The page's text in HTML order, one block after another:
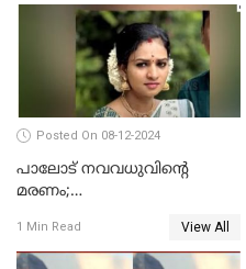
ആശുപത്രി എം.ഡി ഷംസുദ്ദീൻ
Posted On 08-12-2024
പാലോട് നവവധുവിന്റെ
മരണം;
സ്ഥിരീകരിച്ച് പൊലീസ്
1 Min Read View All